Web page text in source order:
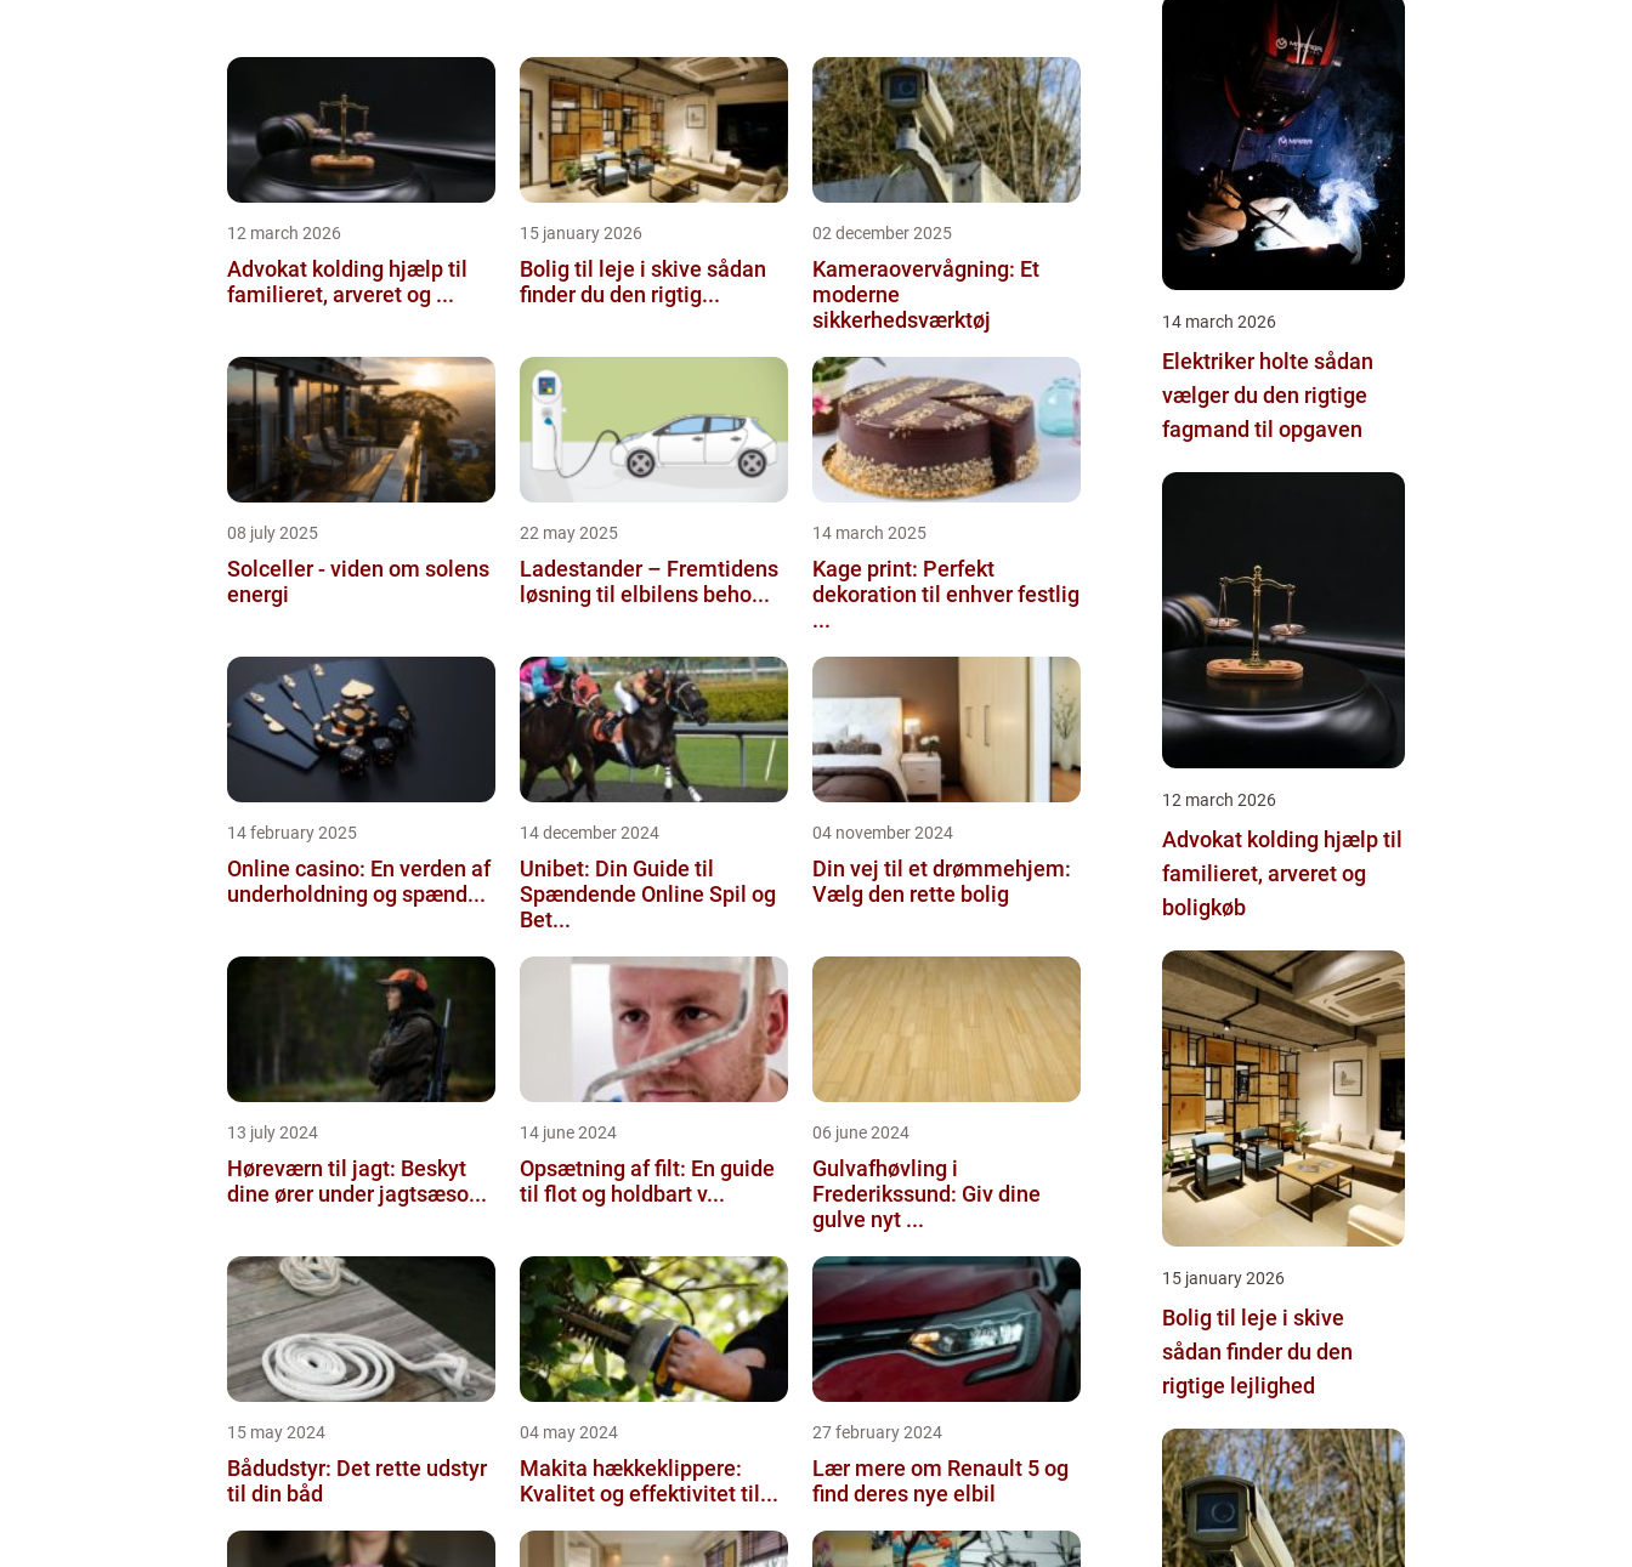
12 march 2026
Advokat kolding hjælp til
familieret, arveret og ...
15 january 2026
Bolig til leje i skive sådan
finder du den rigtig...
02 december 2025
Kameraovervågning: Et
moderne
sikkerhedsværktøj
08 july 2025
Solceller - viden om solens
energi
22 may 2025
Ladestander – Fremtidens
løsning til elbilens beho...
14 march 2025
Kage print: Perfekt
dekoration til enhver festlig
...
14 february 2025
Online casino: En verden af
underholdning og spænd...
14 december 2024
Unibet: Din Guide til
Spændende Online Spil og
Bet...
04 november 2024
Din vej til et drømmehjem:
Vælg den rette bolig
13 july 2024
Høreværn til jagt: Beskyt
dine ører under jagtsæso...
14 june 2024
Opsætning af filt: En guide
til flot og holdbart v...
06 june 2024
Gulvafhøvling i
Frederikssund: Giv dine
gulve nyt ...
15 may 2024
Bådudstyr: Det rette udstyr
til din båd
04 may 2024
Makita hækkeklippere:
Kvalitet og effektivitet til...
27 february 2024
Lær mere om Renault 5 og
find deres nye elbil
14 march 2026
Elektriker holte sådan
vælger du den rigtige
fagmand til opgaven
12 march 2026
Advokat kolding hjælp til
familieret, arveret og
boligkøb
15 january 2026
Bolig til leje i skive
sådan finder du den
rigtige lejlighed